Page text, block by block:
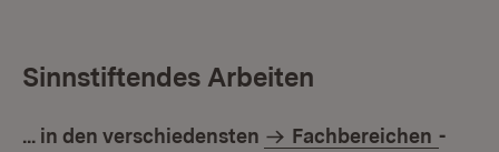
Sinnstiftendes Arbeiten
... in den verschiedensten Fachbereichen -